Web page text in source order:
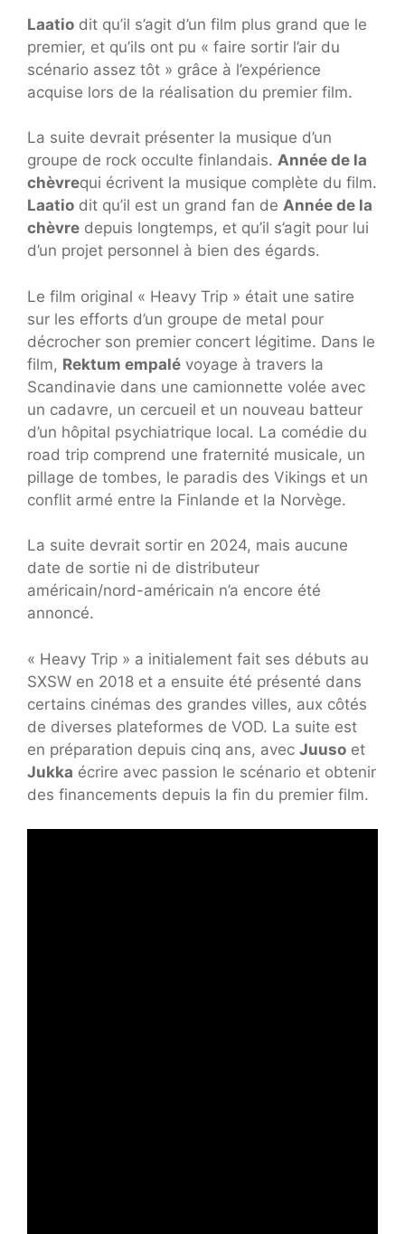
Laatio dit qu’il s’agit d’un film plus grand que le
premier, et qu’ils ont pu « faire sortir l’air du
scénario assez tôt » grâce à l’expérience
acquise lors de la réalisation du premier film.
La suite devrait présenter la musique d’un
groupe de rock occulte finlandais. Année de la
chèvrequi écrivent la musique complète du film.
Laatio dit qu’il est un grand fan de Année de la
chèvre depuis longtemps, et qu’il s’agit pour lui
d’un projet personnel à bien des égards.
Le film original « Heavy Trip » était une satire
sur les efforts d’un groupe de metal pour
décrocher son premier concert légitime. Dans le
film, Rektum empalé voyage à travers la
Scandinavie dans une camionnette volée avec
un cadavre, un cercueil et un nouveau batteur
d’un hôpital psychiatrique local. La comédie du
road trip comprend une fraternité musicale, un
pillage de tombes, le paradis des Vikings et un
conflit armé entre la Finlande et la Norvège.
La suite devrait sortir en 2024, mais aucune
date de sortie ni de distributeur
américain/nord-américain n’a encore été
annoncé.
« Heavy Trip » a initialement fait ses débuts au
SXSW en 2018 et a ensuite été présenté dans
certains cinémas des grandes villes, aux côtés
de diverses plateformes de VOD. La suite est
en préparation depuis cinq ans, avec Juuso et
Jukka écrire avec passion le scénario et obtenir
des financements depuis la fin du premier film.